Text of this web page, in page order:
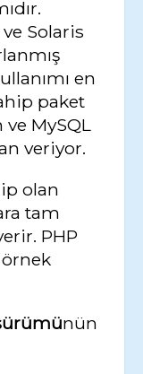
Solaris
en
paket
MySQL
veriyor.
olan
tam
PHP
nün